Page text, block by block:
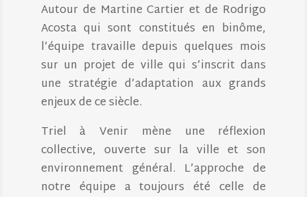
Autour de Martine Cartier et de Rodrigo
Acosta qui sont constitués en binôme,
l’équipe travaille depuis quelques mois
sur un projet de ville qui s’inscrit dans
une stratégie d’adaptation aux grands
enjeux de ce siècle.
Triel à Venir mène une réflexion
collective, ouverte sur la ville et son
environnement général. L’approche de
notre équipe a toujours été celle de